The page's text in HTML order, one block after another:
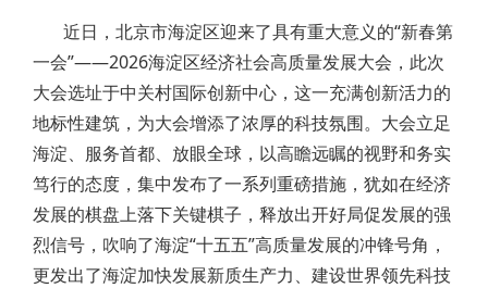
近日，北京市海淀区迎来了具有重大意义的“新春第
一会”——2026海淀区经济社会高质量发展大会，此次
大会选址于中关村国际创新中心，这一充满创新活力的
地标性建筑，为大会增添了浓厚的科技氛围。大会立足
海淀、服务首都、放眼全球，以高瞻远瞩的视野和务实
笃行的态度，集中发布了一系列重磅措施，犹如在经济
发展的棋盘上落下关键棋子，释放出开好局促发展的强
烈信号，吹响了海淀“十五五”高质量发展的冲锋号角，
更发出了海淀加快发展新质生产力、建设世界领先科技